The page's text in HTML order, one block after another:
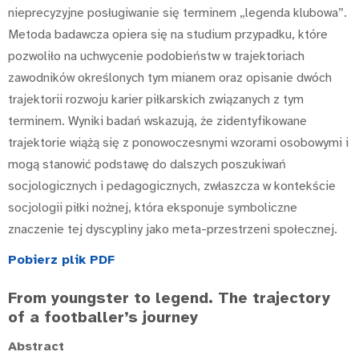
nieprecyzyjne posługiwanie się terminem „legenda klubowa”.
Metoda badawcza opiera się na studium przypadku, które
pozwoliło na uchwycenie podobieństw w trajektoriach
zawodników określonych tym mianem oraz opisanie dwóch
trajektorii rozwoju karier piłkarskich związanych z tym
terminem. Wyniki badań wskazują, że zidentyfikowane
trajektorie wiążą się z ponowoczesnymi wzorami osobowymi i
mogą stanowić podstawę do dalszych poszukiwań
socjologicznych i pedagogicznych, zwłaszcza w kontekście
socjologii piłki nożnej, która eksponuje symboliczne
znaczenie tej dyscypliny jako meta-przestrzeni społecznej.
Pobierz plik PDF
From youngster to legend. The trajectory
of a footballer’s journey
Abstract